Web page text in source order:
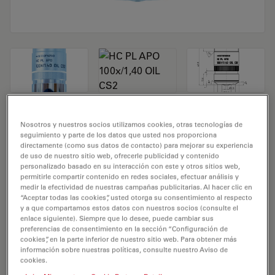
Objetivo de microscopio HC PL APO
100x/1,40 OIL CS2
N.º de producto 11506372
El objetivo HC PL APO 100x/1,40 OIL CS2 tiene un
aumento de 100X y una apertura numérica de 1,4mm.
Para el uso en muestras con medio de inmersión en
aceite y con una rosca de objetivo de M25 que tiene
una distancia de trabajo libre de 0,13 mm y un FN de
Nosotros y nuestros socios utilizamos cookies, otras tecnologías de
seguimiento y parte de los datos que usted nos proporciona
directamente (como sus datos de contacto) para mejorar su experiencia
de uso de nuestro sitio web, ofrecerle publicidad y contenido
personalizado basado en su interacción con este y otros sitios web,
permitirle compartir contenido en redes sociales, efectuar análisis y
medir la efectividad de nuestras campañas publicitarias. Al hacer clic en
“Aceptar todas las cookies”, usted otorga su consentimiento al respecto
y a que compartamos estos datos con nuestros socios (consulte el
enlace siguiente). Siempre que lo desee, puede cambiar sus
preferencias de consentimiento en la sección “Configuración de
cookies”, en la parte inferior de nuestro sitio web. Para obtener más
información sobre nuestras políticas, consulte nuestro Aviso de
cookies.